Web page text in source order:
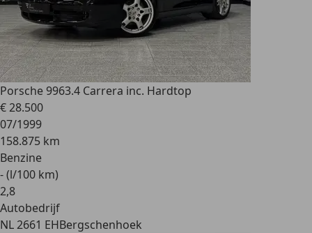
Porsche 9963.4 Carrera inc. Hardtop
€ 28.500
07/1999
158.875 km
Benzine
- (l/100 km)
2,8
Autobedrijf
NL 2661 EHBergschenhoek